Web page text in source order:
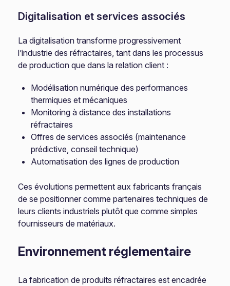
Digitalisation et services associés
La digitalisation transforme progressivement
l’industrie des réfractaires, tant dans les processus
de production que dans la relation client :
Modélisation numérique des performances
thermiques et mécaniques
Monitoring à distance des installations
réfractaires
Offres de services associés (maintenance
prédictive, conseil technique)
Automatisation des lignes de production
Ces évolutions permettent aux fabricants français
de se positionner comme partenaires techniques de
leurs clients industriels plutôt que comme simples
fournisseurs de matériaux.
Environnement réglementaire
La fabrication de produits réfractaires est encadrée